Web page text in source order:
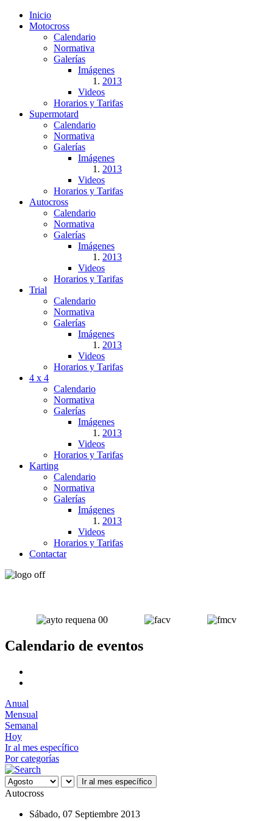
Inicio
Motocross
Calendario
Normativa
Galerías
Imágenes
2013
Videos
Horarios y Tarifas
Supermotard
Calendario
Normativa
Galerías
Imágenes
2013
Videos
Horarios y Tarifas
Autocross
Calendario
Normativa
Galerías
Imágenes
2013
Videos
Horarios y Tarifas
Trial
Calendario
Normativa
Galerías
Imágenes
2013
Videos
Horarios y Tarifas
4 x 4
Calendario
Normativa
Galerías
Imágenes
2013
Videos
Horarios y Tarifas
Karting
Calendario
Normativa
Galerías
Imágenes
2013
Videos
Horarios y Tarifas
Contactar
Calendario de eventos
Anual
Mensual
Semanal
Hoy
Ir al mes específico
Por categorías
Ir al mes específico
Autocross
Sábado, 07 Septiembre 2013